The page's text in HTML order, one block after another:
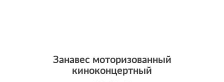
Занавес моторизованный
киноконцертный